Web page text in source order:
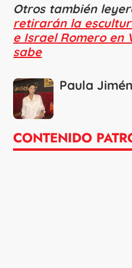
Otros también
retirarán la
e Israel Romero en
sabe
Paula
CONTENIDO